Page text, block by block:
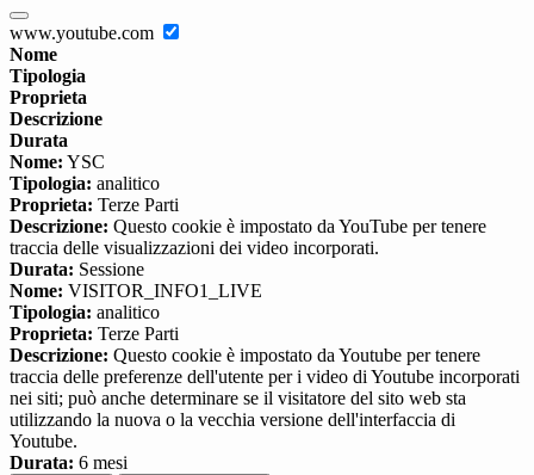
www.youtube.com
Nome
Tipologia
Proprieta
Descrizione
Durata
Nome: YSC
Tipologia: analitico
Proprieta: Terze Parti
Descrizione: Questo cookie è impostato da YouTube per tenere
traccia delle visualizzazioni dei video incorporati.
Durata: Sessione
Nome: VISITOR_INFO1_LIVE
Tipologia: analitico
Proprieta: Terze Parti
Descrizione: Questo cookie è impostato da Youtube per tenere
traccia delle preferenze dell'utente per i video di Youtube incorporati
nei siti; può anche determinare se il visitatore del sito web sta
utilizzando la nuova o la vecchia versione dell'interfaccia di
Youtube.
Durata: 6 mesi